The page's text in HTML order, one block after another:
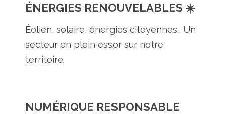
ÉNERGIES RENOUVELABLES ☀️
Éolien, solaire, énergies citoyennes… Un
secteur en plein essor sur notre
territoire.
NUMÉRIQUE RESPONSABLE